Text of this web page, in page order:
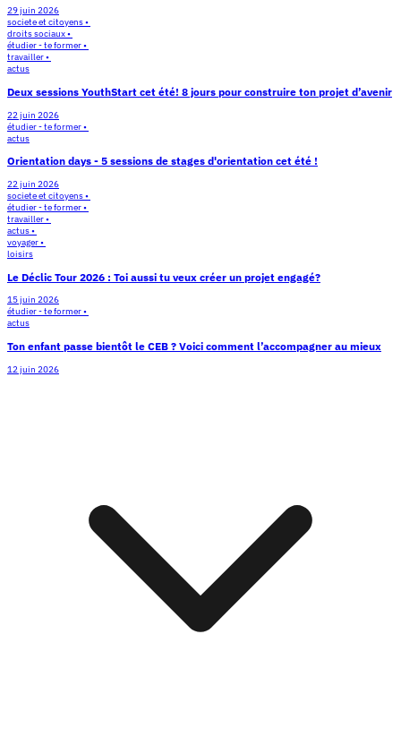
29 juin 2026
societe et citoyens •
droits sociaux •
étudier - te former •
travailler •
actus
Deux sessions YouthStart cet été! 8 jours pour construire ton projet d’avenir
22 juin 2026
étudier - te former •
actus
Orientation days - 5 sessions de stages d'orientation cet été !
22 juin 2026
societe et citoyens •
étudier - te former •
travailler •
actus •
voyager •
loisirs
Le Déclic Tour 2026 : Toi aussi tu veux créer un projet engagé?
15 juin 2026
étudier - te former •
actus
Ton enfant passe bientôt le CEB ? Voici comment l’accompagner au mieux
12 juin 2026